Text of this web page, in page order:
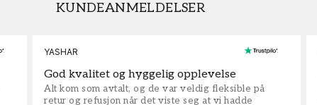
KUNDEANMELDELSER
YASHAR
God kvalitet og hyggelig opplevelse
Alt kom som avtalt, og de var veldig fleksible på
retur og refusjon når det viste seg at vi hadde